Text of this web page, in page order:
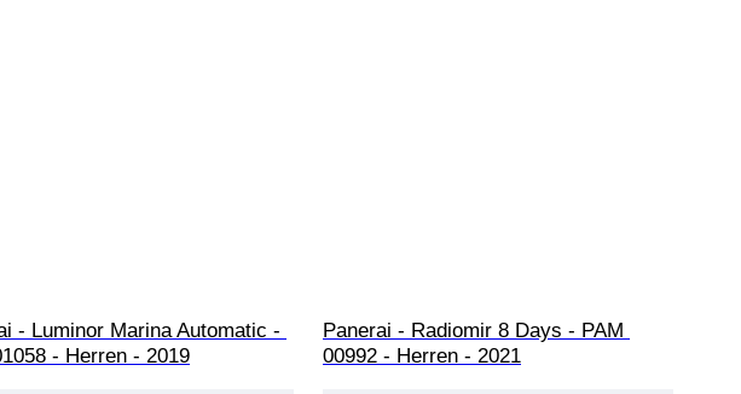
- Luminor Marina Automatic -
- Herren - 2019
Panerai - Radiomir 8 Days - PAM
00992 - Herren - 2021